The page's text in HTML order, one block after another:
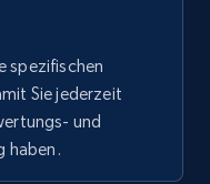
Gtin,
and
spezifischen
Sie jederzeit
und
haben.